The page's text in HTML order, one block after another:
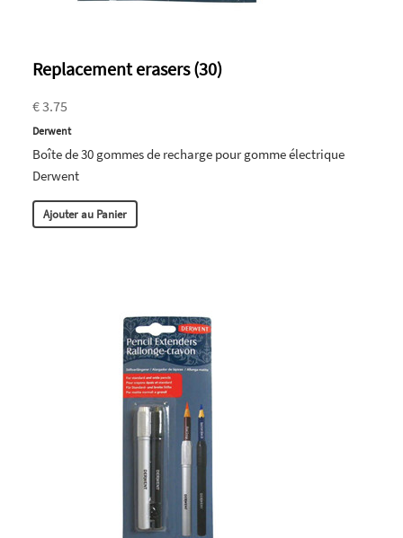
Replacement erasers (30)
€ 3.75
Derwent
Boîte de 30 gommes de recharge pour gomme électrique
Derwent
Ajouter au Panier